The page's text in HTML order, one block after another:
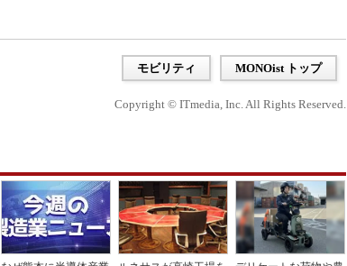
モビリティ MONOist トップ
Copyright © ITmedia, Inc. All Rights Reserved.